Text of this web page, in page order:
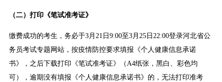
（二）打印《笔试准考证》
缴费成功的考生，务必于3月21日9:00至3月25日22:00登录河北省公
务员考试专题网站，按疫情防控要求填报《个人健康信息承诺
书》，之后下载打印《笔试准考证》（A4纸张，黑白、彩色均
可），逾期没有填报《个人健康信息承诺书》的，无法打印准考